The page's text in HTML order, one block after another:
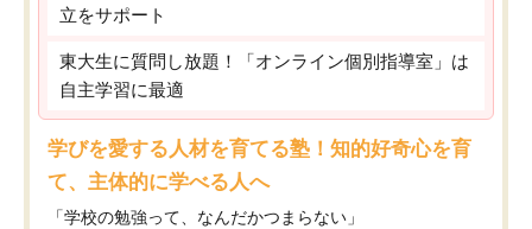
立をサポート
東大生に質問し放題！「オンライン個別指導室」は
自主学習に最適
学びを愛する人材を育てる塾！知的好奇心を育
て、主体的に学べる人へ
「学校の勉強って、なんだかつまらない」